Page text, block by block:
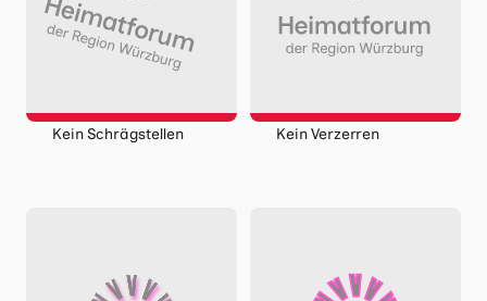
Kein Schrägstellen Kein Verzerren